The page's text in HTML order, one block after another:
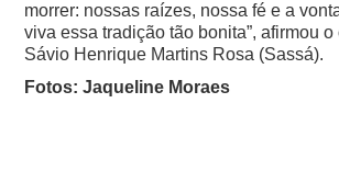
morrer: nossas raízes, nossa fé e a
viva essa tradição tão bonita”, afirmou o
Sávio Henrique Martins Rosa (Sassá).
Fotos: Jaqueline Moraes